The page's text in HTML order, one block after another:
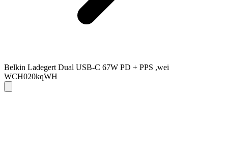
Belkin Ladegert Dual USB-C 67W PD + PPS ,wei
WCH020kqWH